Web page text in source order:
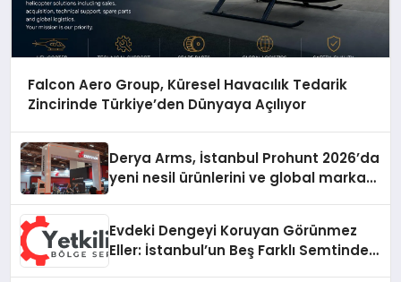
Falcon Aero Group, Küresel Havacılık Tedarik
Zincirinde Türkiye’den Dünyaya Açılıyor
Derya Arms, İstanbul Prohunt 2026’da
yeni nesil ürünlerini ve global marka
Evdeki Dengeyi Koruyan Görünmez
Eller: İstanbul’un Beş Farklı Semtinde